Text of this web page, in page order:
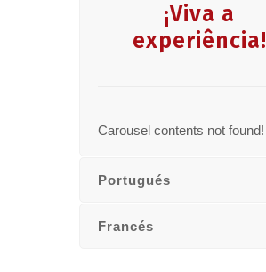
¡Viva a
experiência!
Carousel contents not found!
Portugués
Francés